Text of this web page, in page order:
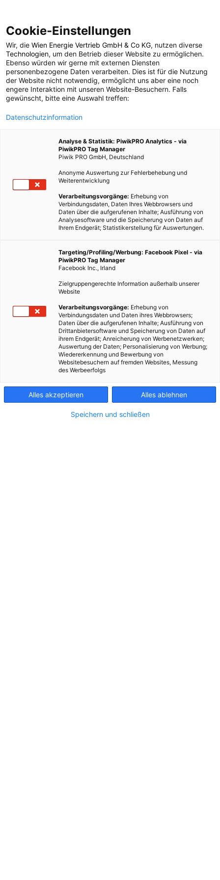
POSTS BY TAG
Richtlinie
1 BEITRAG
Cookie-Einstellungen
Wir, die Wien Energie Vertrieb GmbH & Co KG, nutzen diverse
Technologien, um den Betrieb dieser Website zu ermöglichen.
Ebenso würden wir gerne mit externen Diensten
personenbezogene Daten verarbeiten. Dies ist für die Nutzung
der Website nicht notwendig, ermöglicht uns aber eine noch
engere Interaktion mit unseren Website-Besuchern. Falls
gewünscht, bitte eine Auswahl treffen:
Datenschutzinformation
Analyse & Statistik: PiwikPRO Analytics - via
PiwikPRO Tag Manager
Piwik PRO GmbH, Deutschland
Anonyme Auswertung zur Fehlerbehebung und
Weiterentwicklung
Verarbeitungsvorgänge: Erhebung von
Verbindungsdaten, Daten Ihres Webbrowsers und
Daten über die aufgerufenen Inhalte; Ausführung von
Analysesoftware und die Speicherung von Daten auf
Ihrem Endgerät; Statistikerstellung für Auswertungen.
Targeting/Profiling/Werbung: Facebook Pixel - via
PiwikPRO Tag Manager
Facebook Inc., Irland
Zielgruppengerechte Information außerhalb unserer
Website
Verarbeitungsvorgänge: Erhebung von
Verbindungsdaten und Daten ihres Webbrowsers;
Daten über die aufgerufenen Inhalte; Ausführung von
Drittanbietersoftware und Speicherung von Daten auf
ihrem Endgerät; Anreicherung von Werbenetzwerken;
Auswertung der Daten; Personalisierung von Werbung;
Wiedererkennung und Bewerbung von
Websitebesuchern auf fremden Websites, Messung
des Werbeerfolgs
Alles akzeptieren Alles ablehnen
Speichern und schließen